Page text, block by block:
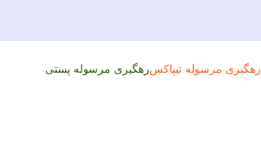
رهگیری مرسوله تیپاکسرهگیری مرسوله پستی